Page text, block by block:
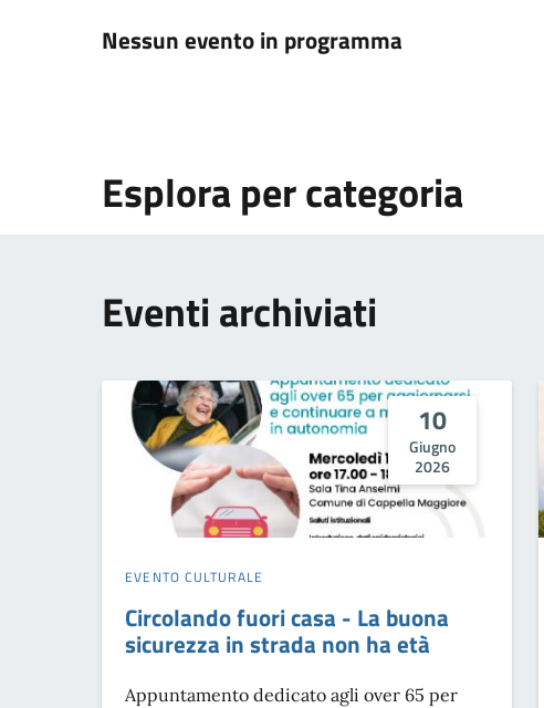
Nessun evento in programma
Esplora per categoria
Eventi archiviati
10
Giugno
2026
EVENTO CULTURALE
Circolando fuori casa - La buona
sicurezza in strada non ha età
Appuntamento dedicato agli over 65 per